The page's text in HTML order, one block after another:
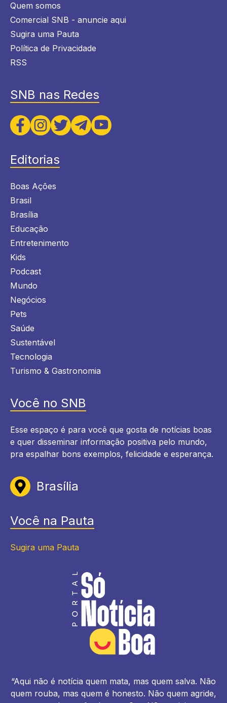
Quem somos
Comercial SNB - anuncie aqui
Sugira uma Pauta
Política de Privacidade
RSS
SNB nas Redes
Editorias
Boas Ações
Brasil
Brasília
Educação
Entretenimento
Kids
Podcast
Mundo
Negócios
Pets
Saúde
Sustentável
Tecnologia
Turismo & Gastronomia
Você no SNB
Esse espaço é para você que gosta de notícias boas
e quer disseminar informação positiva pelo mundo,
pra espalhar bons exemplos, felicidade e esperança.
Brasília
Você na Pauta
Sugira uma Pauta
“Aqui não é notícia quem mata, mas quem salva. Não
quem rouba, mas quem é honesto. Não quem agride,